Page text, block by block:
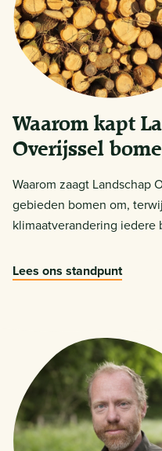
Waarom kapt
Overijssel
Waarom zaagt Landschap
gebieden bomen om,
klimaatverandering iedere
Lees ons standpunt